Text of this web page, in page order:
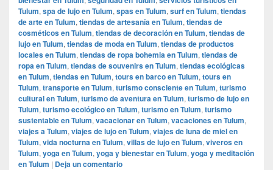
Tulum, spa de lujo en Tulum, spas en Tulum, surf en Tulum, tiendas
de arte en Tulum, tiendas de artesanía en Tulum, tiendas de
cosméticos en Tulum, tiendas de decoración en Tulum, tiendas de
lujo en Tulum, tiendas de moda en Tulum, tiendas de productos
locales en Tulum, tiendas de ropa bohemia en Tulum, tiendas de
ropa en Tulum, tiendas de souvenirs en Tulum, tiendas ecológicas
en Tulum, tiendas en Tulum, tours en barco en Tulum, tours en
Tulum, transporte en Tulum, turismo consciente en Tulum, turismo
cultural en Tulum, turismo de aventura en Tulum, turismo de lujo en
Tulum, turismo ecológico en Tulum, turismo en Tulum, turismo
sustentable en Tulum, vacacionar en Tulum, vacaciones en Tulum,
viajes a Tulum, viajes de lujo en Tulum, viajes de luna de miel en
Tulum, vida nocturna en Tulum, villas de lujo en Tulum, viveros en
Tulum, yoga en Tulum, yoga y bienestar en Tulum, yoga y meditación
en Tulum | Deja un comentario